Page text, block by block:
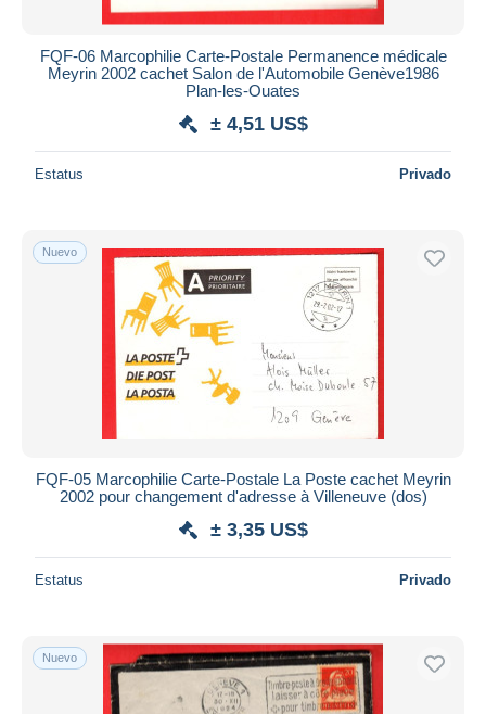
FQF-06 Marcophilie Carte-Postale Permanence médicale
Meyrin 2002 cachet Salon de l'Automobile Genève1986
Plan-les-Ouates
± 4,51 US$
Estatus Privado
Nuevo
FQF-05 Marcophilie Carte-Postale La Poste cachet Meyrin
2002 pour changement d'adresse à Villeneuve (dos)
± 3,35 US$
Estatus Privado
Nuevo